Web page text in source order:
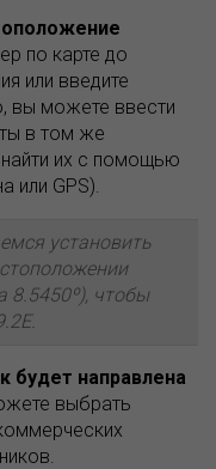
по карте до
или введите
вы можете ввести
в том же
их с помощью
или GPS).
установить
8.5450º), чтобы
будет направлена
выбрать